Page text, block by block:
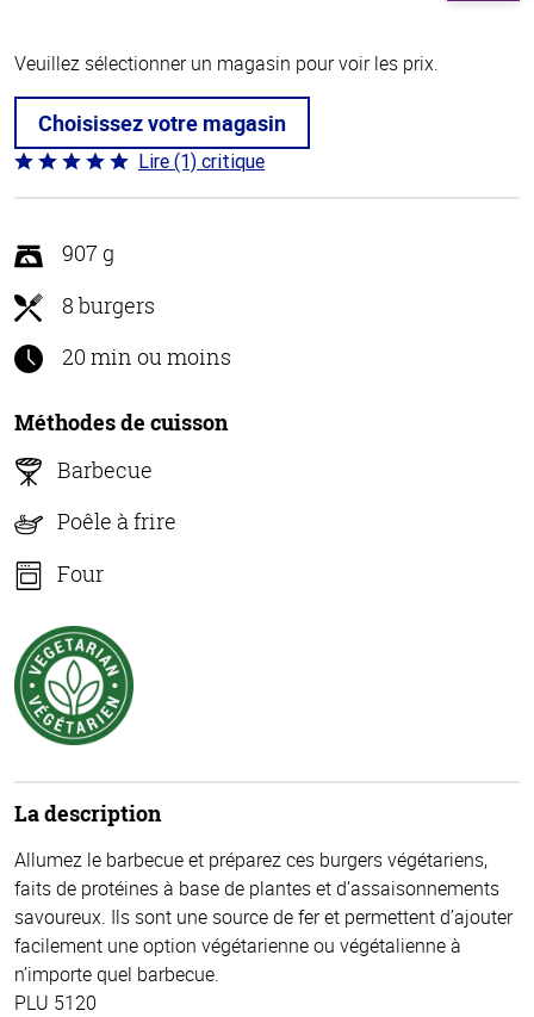
Veuillez sélectionner un magasin pour voir les prix.
Choisissez votre magasin
Coté
5 sur
Lire (1) critique
907 g
8 burgers
20 min ou moins
Méthodes de cuisson
Barbecue
Poêle à frire
Four
La description
Allumez le barbecue et préparez ces burgers végétariens,
faits de protéines à base de plantes et d’assaisonnements
savoureux. Ils sont une source de fer et permettent d’ajouter
facilement une option végétarienne ou végétalienne à
n’importe quel barbecue.
PLU 5120